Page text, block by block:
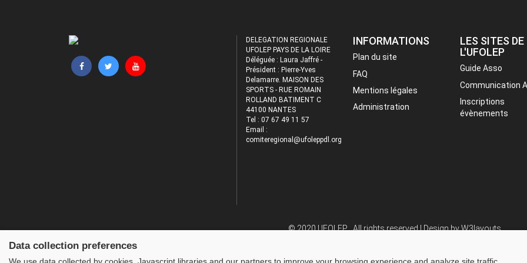
DELEGATION REGIONALE
UFOLEP PAYS DE LA LOIRE
Déléguée : Laura Jaffré -
Président : Pierre-Yves
Delamarre. MAISON DES
SPORTS - RUE ROMAIN
ROLLAND BATIMENT C
44100 NANTES
Tel : 07 67 49 11 57
Email :
comiteregional@ufoleppdl.org
INFORMATIONS
Plan du site
FAQ
Mentions légales
Administration
LES SITES DE
L'UFOLEP
Guide Asso
Communication
Inscriptions
évènements
© 2020 UFOLEP . All rights reserved | Design byW3layouts.
Data collection preferences